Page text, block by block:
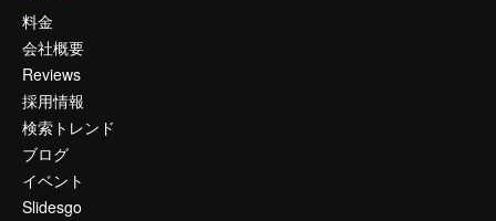
料金
会社概要
Reviews
採用情報
検索トレンド
ブログ
イベント
Slidesgo